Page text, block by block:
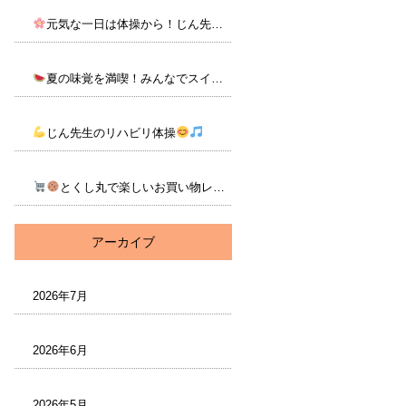
元気な一日は体操から！じん先生のリハビリ体操
夏の味覚を満喫！みんなでスイカをいただきました
じん先生のリハビリ体操
とくし丸で楽しいお買い物レク♪
アーカイブ
2026年7月
2026年6月